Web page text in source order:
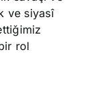
ve siyasî
rol